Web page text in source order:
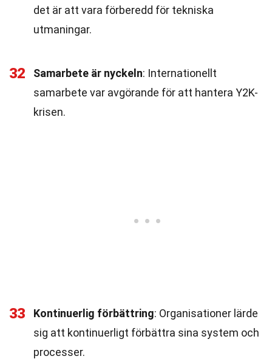
det är att vara förberedd för tekniska
utmaningar.
32 Samarbete är nyckeln: Internationellt
samarbete var avgörande för att hantera Y2K-
krisen.
33 Kontinuerlig förbättring: Organisationer lärde
sig att kontinuerligt förbättra sina system och
processer.